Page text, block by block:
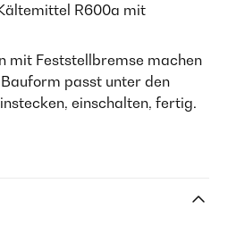
R600a mit
mit Feststellbremse machen
passt unter den
einschalten, fertig.